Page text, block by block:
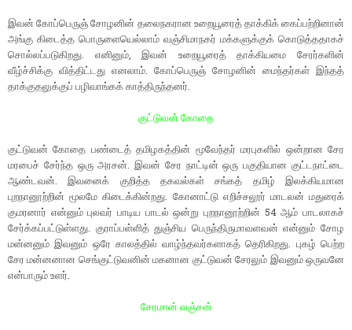
இவன் கோப்பெருஞ் சோழனின் தலைநகரான உறையூரைத் தாக்கிக் கைப்பற்றினான்
அங்கு கிடைத்த பொருளையெல்லாம் வஞ்சிமாநகர் மக்களுக்குக் கொடுத்ததாகச்
சொல்லப்படுகிறது. எனினும், இவன் உறையூரைத் தாக்கியமை சேரர்களின்
வீழ்ச்சிக்கு வித்திட்டது எனலாம். கோப்பெருஞ் சோழனின் மைந்தர்கள் இந்தத்
தாக்குதலுக்குப் பழிவாங்கக் காத்திருந்தனர்.
குட்டுவன் கோதை
குட்டுவன் கோதை பண்டைத் தமிழகத்தின் மூவேந்தர் மரபுகளில் ஒன்றான சேர
மரபைச் சேர்ந்த ஒரு அரசன். இவன் சேர நாட்டின் ஒரு பகுதியான குட்டநாட்டை
ஆண்டவன். இவனைக் குறித்த தகவல்கள் சங்கத் தமிழ் இலக்கியமான
புறநானூற்றின் மூலமே கிடைக்கின்றது. கோனாட்டு எறிச்சலூர் மாடலன் மதுரைக்
குமரனார் என்னும் புலவர் பாடிய பாடல் ஒன்று புறநானூற்றின் 54 ஆம் பாடலாகச்
சேர்க்கப்பட்டுள்ளது. குராப்பள்ளித் துஞ்சிய பெருந்திருமாவளவன் என்னும் சோழ
மன்னனும் இவனும் ஒரே காலத்தில் வாழ்ந்தவர்களாகத் தெரிகிறது. புகழ் பெற்ற
சேர மன்னனான செங்குட்டுவனின் மகனான குட்டுவன் சேரலும் இவனும் ஒருவனே
என்பாரும் உளர்.
சேரமான் வஞ்சன்